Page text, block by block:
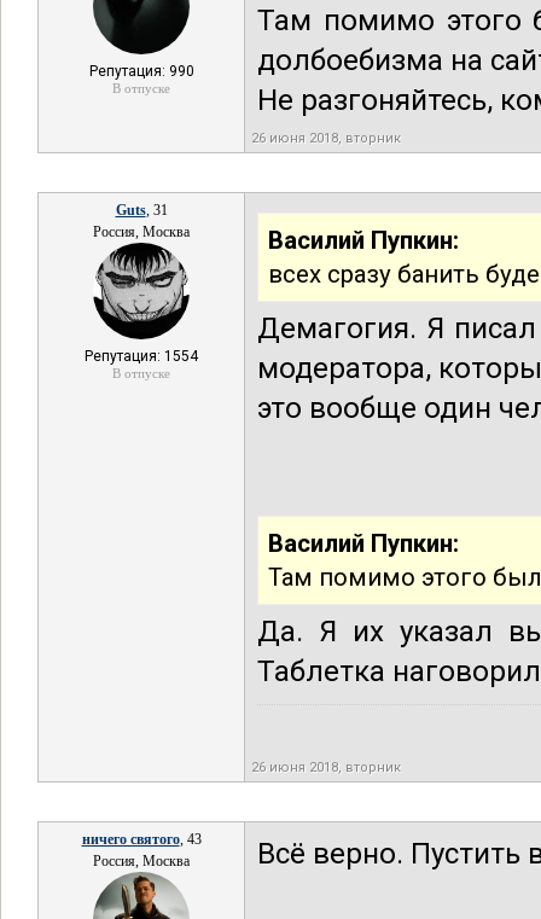
Репутация: 990
В отпуске
Там помимо этого
долбоебизма на
Не разгоняйтесь,
26 июня 2018, вторник
Guts, 31
Россия, Москва
Репутация: 1554
В отпуске
Василий Пупкин:
всех сразу банить
Демагогия. Я
модератора,
это вообще один
Василий Пупкин:
Там помимо этого
Да. Я их указал
Таблетка
26 июня 2018, вторник
ничего святого, 43
Россия, Москва
Всё верно. Пустить